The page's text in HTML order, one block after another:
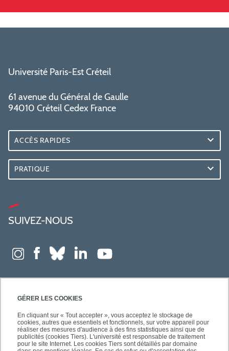
GÉRER LES COOKIES
En cliquant sur « Tout accepter », vous acceptez le stockage de
cookies, autres que essentiels et fonctionnels, sur votre appareil pour
réaliser des mesures d'audience à des fins statistiques ainsi que de
publicités (cookies Tiers). L'université est responsable de traitement
pour le site Internet. Les cookies Tiers sont détaillés par domaine
Université Paris-Est Créteil
61 avenue du Général de Gaulle
94010 Créteil Cedex France
ACCÈS RAPIDES
PRATIQUE
SUIVEZ-NOUS